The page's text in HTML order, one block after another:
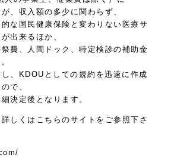
、収入額の多少に関わらず、
な国民健康保険と変わりない医療サ
出来るほか、
費、人間ドック、特定検診の補助金
、KDOUとしての規約を迅速に作成
で、
決定後となります。
しくはこちらのサイトをご参照下さ